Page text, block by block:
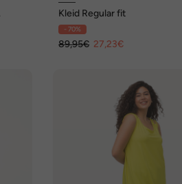
Kleid Regular fit
- 70%
89,95€ 27,23€